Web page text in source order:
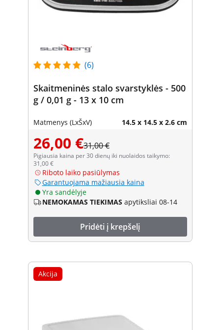
(6)
Skaitmeninės stalo svarstyklės - 500
g / 0,01 g - 13 x 10 cm
Matmenys (LxŠxV) 14.5 x 14.5 x 2.6 cm
26,00 €31,00 €
Pigiausia kaina per 30 dienų iki nuolaidos taikymo:
31,00 €
Riboto laiko pasiūlymas
Garantuojama mažiausia kaina
Yra sandėlyje
NEMOKAMAS TIEKIMAS apytiksliai 08-14
Pridėti į krepšelį
Akcija